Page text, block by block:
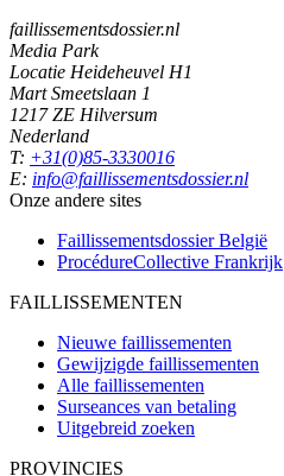
faillissementsdossier.nl
Media Park
Locatie Heideheuvel H1
Mart Smeetslaan 1
1217 ZE Hilversum
Nederland
T: +31(0)85-3330016
E: info@faillissementsdossier.nl
Onze andere sites
Faillissementsdossier België
ProcédureCollective Frankrijk
FAILLISSEMENTEN
Nieuwe faillissementen
Gewijzigde faillissementen
Alle faillissementen
Surseances van betaling
Uitgebreid zoeken
PROVINCIES